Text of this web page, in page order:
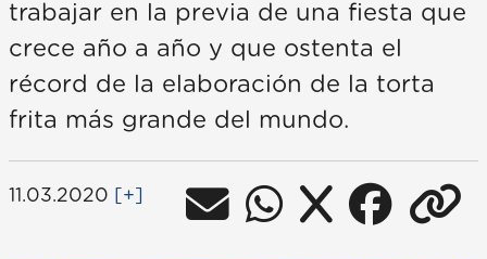
trabajar en la previa de una fiesta que
crece año a año y que ostenta el
récord de la elaboración de la torta
frita más grande del mundo.
11.03.2020 [+]